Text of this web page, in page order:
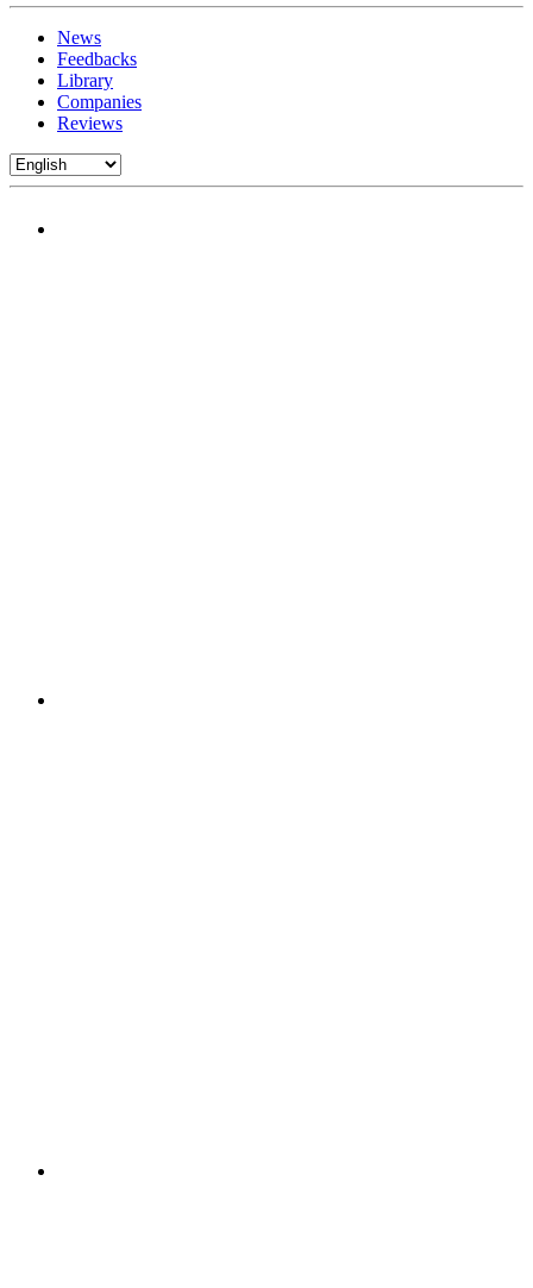
News
Feedbacks
Library
Companies
Reviews